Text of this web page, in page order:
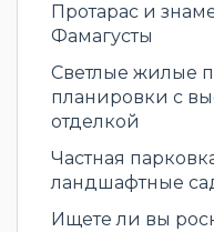
Протарас и
Фамагусты
Светлые жилые
планировки с
отделкой
Частная
ландшафтные
Ищете ли вы